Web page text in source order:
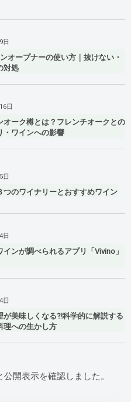
日
オープナーの使い方｜抜けない・
対処
日
オーク樽とは？フレンチオークとの
・ワインへの影響
日
つのワイナリーとおすすめワイン
日
インが調べられるアプリ「Vivino」
日
が美味しくなる⁈科学的に解説する
理への生かし方
開表示を確認しました。